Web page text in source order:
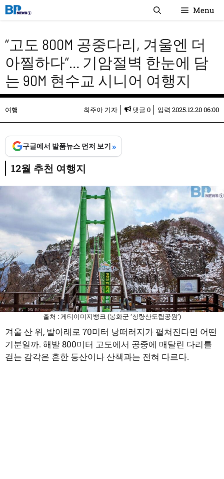
컨
텐
로
건
너
뛰
기
Menu
“고도 800M 공중다리, 겨울엔 더
아찔하다”… 기암절벽 한눈에 담
는 90M 현수교 시니어 여행지
여행 최주아 기자 댓글 0 입력 2025.12.20 06:00
구글에서 발품뉴스 먼저 보기»
12월 추천 여행지
출처 : 게티이미지뱅크 (봉화군 ‘청량산도립공원’)
겨울 산 위, 발아래로 70미터 낭떠러지가 펼쳐진다면 어떤
기분일까. 해발 800미터 고도에서 공중에 매달린 다리를
걷는 감각은 흔한 등산이나 산책과는 전혀 다르다.